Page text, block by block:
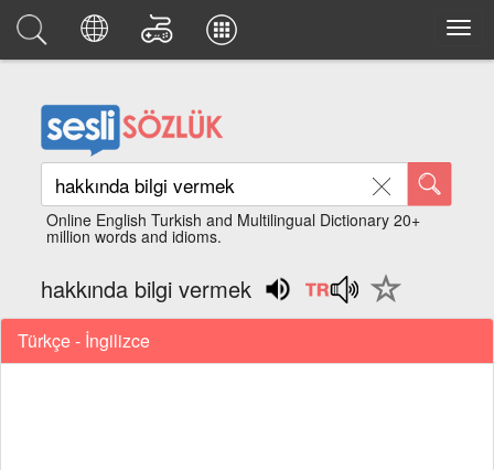
Online English Turkish and Multilingual Dictionary 20+
million words and idioms.
hakkında bilgi vermek
Türkçe - İngilizce